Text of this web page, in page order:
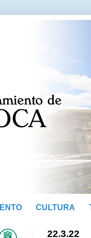
CULTURA
22.3.22